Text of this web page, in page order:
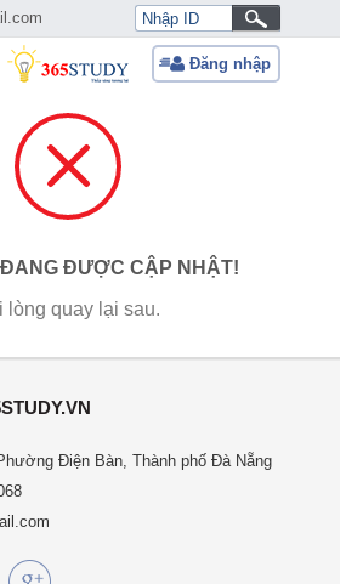
Đăng nhập
ĐANG ĐƯỢC CẬP NHẬT!
lòng quay lại sau.
Điện Bàn, Thành phố Đà Nẵng